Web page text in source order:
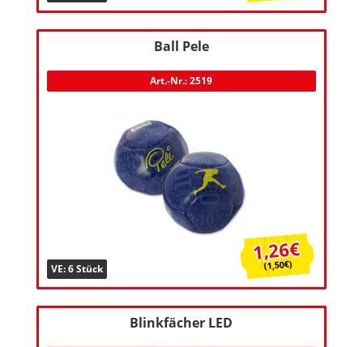
Ball Pele
Art.-Nr.: 2519
VE: 6 Stück
1,26€
(1,50€)
Blinkfächer LED